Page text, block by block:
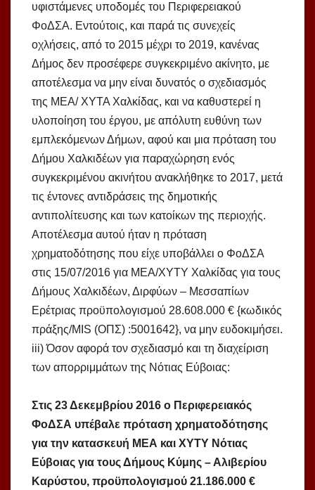
υφιστάμενες υποδομές του Περιφερειακού
ΦοΔΣΑ. Εντούτοις, και παρά τις συνεχείς
οχλήσεις, από το 2015 μέχρι το 2019, κανένας
Δήμος δεν προσέφερε συγκεκριμένο ακίνητο, με
αποτέλεσμα να μην είναι δυνατός ο σχεδιασμός
της ΜΕΑ/ ΧΥΤΑ Χαλκίδας, και να καθυστερεί η
υλοποίηση του έργου, με απόλυτη ευθύνη των
εμπλεκόμενων Δήμων, αφού και μια πρόταση του
Δήμου Χαλκιδέων για παραχώρηση ενός
συγκεκριμένου ακινήτου ανακλήθηκε το 2017, μετά
τις έντονες αντιδράσεις της δημοτικής
αντιπολίτευσης και των κατοίκων της περιοχής.
Αποτέλεσμα αυτού ήταν η πρόταση
χρηματοδότησης που είχε υποβάλλει ο ΦοΔΣΑ
στις 15/07/2016 για ΜΕΑ/ΧΥΤΥ Χαλκίδας για τους
Δήμους Χαλκιδέων, Διρφύων – Μεσσαπίων
Ερέτριας προϋπολογισμού 28.608.000 € {κωδικός
πράξης/MIS (ΟΠΣ) :5001642}, να μην ευδοκιμήσει.
iii) Όσον αφορά τον σχεδιασμό και τη διαχείριση
των απορριμμάτων της Νότιας Εύβοιας:
Στις 23 Δεκεμβρίου 2016 ο Περιφερειακός
ΦοΔΣΑ υπέβαλε πρόταση χρηματοδότησης
για την κατασκευή ΜΕΑ και ΧΥΤΥ Νότιας
Εύβοιας για τους Δήμους Κύμης – Αλιβερίου
Καρύστου, προϋπολογισμού 21.186.000 €